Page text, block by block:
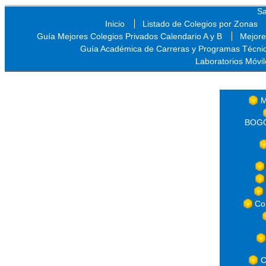
Inicio
Listado de Colegios por Zonas
Guía Mejores Colegios Privados Calendario A y B
Guía Académica de Carreras y Programas
Laboratorios